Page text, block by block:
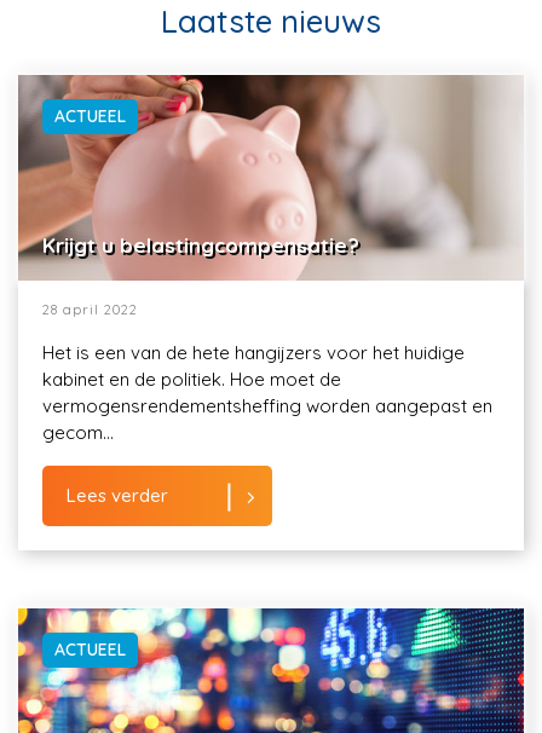
Laatste nieuws
ACTUEEL
Krijgt u belastingcompensatie?
28 april 2022
Het is een van de hete hangijzers voor het huidige
kabinet en de politiek. Hoe moet de
vermogensrendementsheffing worden aangepast en
gecom...
Lees verder
ACTUEEL